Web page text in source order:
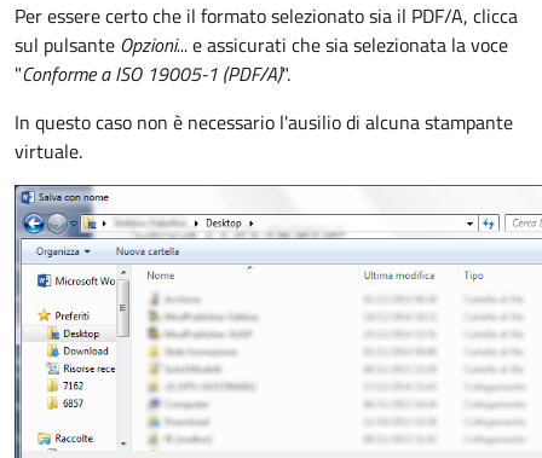
Per essere certo che il formato selezionato sia il PDF/A, clicca
sul pulsante Opzioni...e assicurati che sia selezionata la voce
"Conforme a ISO 19005-1 (PDF/A)".
In questo caso non è necessario l'ausilio di alcuna stampante
virtuale.